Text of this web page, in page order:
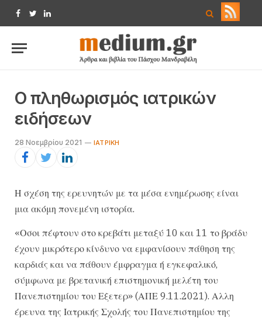
Facebook
TwitterLinkedIn
Ο πληθωρισμός ιατρικών
ειδήσεων
28 Νοεμβρίου 2021 ΙΑΤΡΙΚΉ
Η σχέση της ερευνητών με τα μέσα ενημέρωσης είναι
μια ακόμη πονεμένη ιστορία.
«Οσοι πέφτουν στο κρεβάτι μεταξύ 10 και 11 το βράδυ
έχουν μικρότερο κίνδυνο να εμφανίσουν πάθηση της
καρδιάς και να πάθουν έμφραγμα ή εγκεφαλικό,
σύμφωνα με βρετανική επιστημονική μελέτη του
Πανεπιστημίου του Εξετερ» (ΑΠΕ 9.11.2021). Αλλη
έρευνα της Ιατρικής Σχολής του Πανεπιστημίου της